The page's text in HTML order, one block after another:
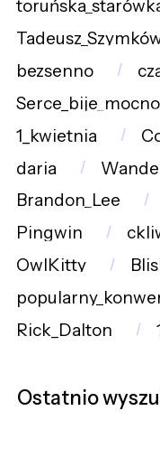
bezsenno
Serce_bije_mocno
1_kwietnia
daria
Brandon_Lee
Pingwin
OwlKitty
Rick_Dalton
Ostatnio